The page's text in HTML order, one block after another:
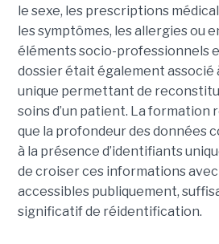
le sexe, les prescriptions
les symptômes, les allergies ou
éléments socio-professionnels
dossier était également associé
unique permettant de
soins d’un patient. La
que la profondeur des données
à la présence d’identifiants
de croiser ces informations
accessibles publiquement,
significatif de réidentification.